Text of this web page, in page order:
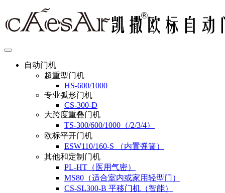
自动门机
超重型门机
HS-600/1000
专业弧形门机
CS-300-D
大跨度重叠门机
TS-300/600/1000（/2/3/4）
欧标平开门机
ESW110/160-S （内置弹簧）
其他和定制门机
PL-HT（医用气密）
MS80（适合室内或家用轻型门）
CS-SL300-B 平移门机（智能）